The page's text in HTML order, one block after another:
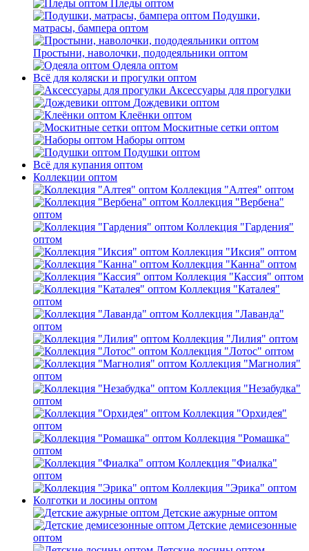
Пледы оптом
Подушки,
матрасы, бампера оптом
Простыни, наволочки, пододеяльники оптом
Одеяла оптом
Всё для коляски и прогулки оптом
Аксессуары для прогулки
Дождевики оптом
Клеёнки оптом
Москитные сетки оптом
Наборы оптом
Подушки оптом
Всё для купания оптом
Коллекции оптом
Коллекция "Алтея" оптом
Коллекция "Вербена"
оптом
Коллекция "Гардения"
оптом
Коллекция "Иксия" оптом
Коллекция "Канна" оптом
Коллекция "Кассия" оптом
Коллекция "Каталея"
оптом
Коллекция "Лаванда"
оптом
Коллекция "Лилия" оптом
Коллекция "Лотос" оптом
Коллекция "Магнолия"
оптом
Коллекция "Незабудка"
оптом
Коллекция "Орхидея"
оптом
Коллекция "Ромашка"
оптом
Коллекция "Фиалка"
оптом
Коллекция "Эрика" оптом
Колготки и лосины оптом
Детские ажурные оптом
Детские демисезонные
оптом